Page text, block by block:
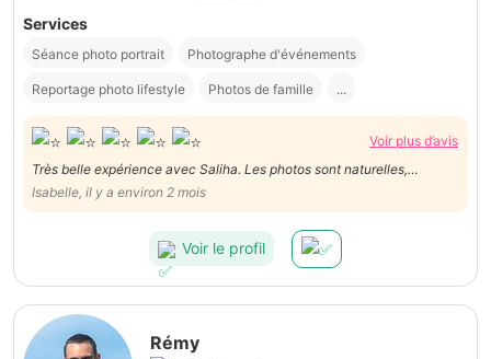
Services
Séance photo portrait Photographe d'événements
Reportage photo lifestyle Photos de famille ...
Voir plus d’avis
Très belle expérience avec Saliha. Les photos sont naturelles,
lumineuses et capturent parfaitement l’ambiance du défilé. Travail
professionnel et très beau résultat 😊
Isabelle, il y a environ 2 mois
Voir le profil
Rémy